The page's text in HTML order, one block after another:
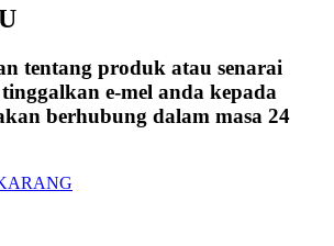
tentang produk atau senarai
e-mel anda kepada
berhubung dalam masa 24